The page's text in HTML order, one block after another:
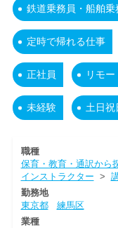
鉄道乗務員・船舶乗
定時で帰れる仕事
正社員 リモ
未経験 土日祝
職種
保育・教育・通訳から
インストラクター >
勤務地
東京都
練馬区
業種